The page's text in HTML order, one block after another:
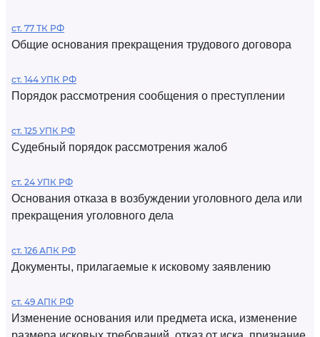
ст. 77 ТК РФ
Общие основания прекращения трудового договора
ст. 144 УПК РФ
Порядок рассмотрения сообщения о преступлении
ст. 125 УПК РФ
Судебный порядок рассмотрения жалоб
ст. 24 УПК РФ
Основания отказа в возбуждении уголовного дела или
прекращения уголовного дела
ст. 126 АПК РФ
Документы, прилагаемые к исковому заявлению
ст. 49 АПК РФ
Изменение основания или предмета иска, изменение